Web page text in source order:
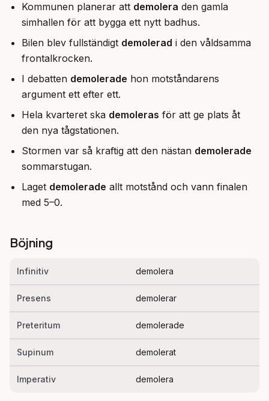
Kommunen planerar att demolera den gamla
simhallen för att bygga ett nytt badhus.
Bilen blev fullständigt demolerad i den våldsamma
frontalkrocken.
I debatten demolerade hon motståndarens
argument ett efter ett.
Hela kvarteret ska demoleras för att ge plats åt
den nya tågstationen.
Stormen var så kraftig att den nästan demolerade
sommarstugan.
Laget demolerade allt motstånd och vann finalen
med 5–0.
Böjning
Infinitiv demolera
Presens demolerar
Preteritum demolerade
Supinum demolerat
Imperativ demolera